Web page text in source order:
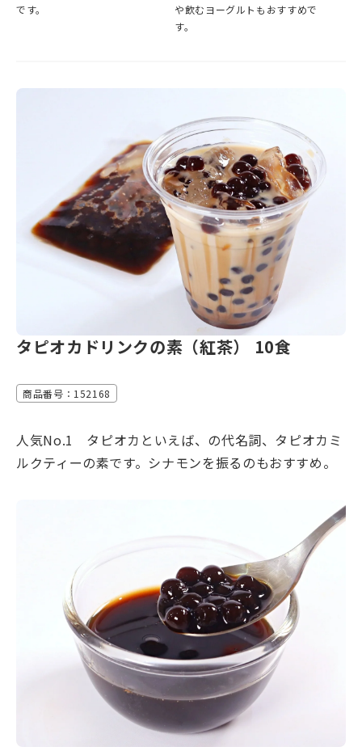
です。
や飲むヨーグルトもおすすめで
す。
タピオカドリンクの素（紅茶） 10食
商品番号：152168
人気No.1 タピオカといえば、の代名詞、タピオカミ
ルクティーの素です。シナモンを振るのもおすすめ。